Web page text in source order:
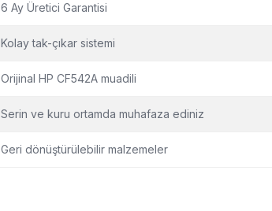
6 Ay Üretici Garantisi
Kolay tak-çıkar sistemi
Orijinal HP CF542A muadili
Serin ve kuru ortamda muhafaza ediniz
Geri dönüştürülebilir malzemeler